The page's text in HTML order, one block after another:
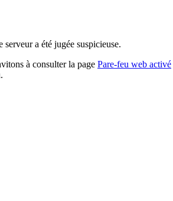
a été jugée suspicieuse.
à consulter la page Pare-feu web activé